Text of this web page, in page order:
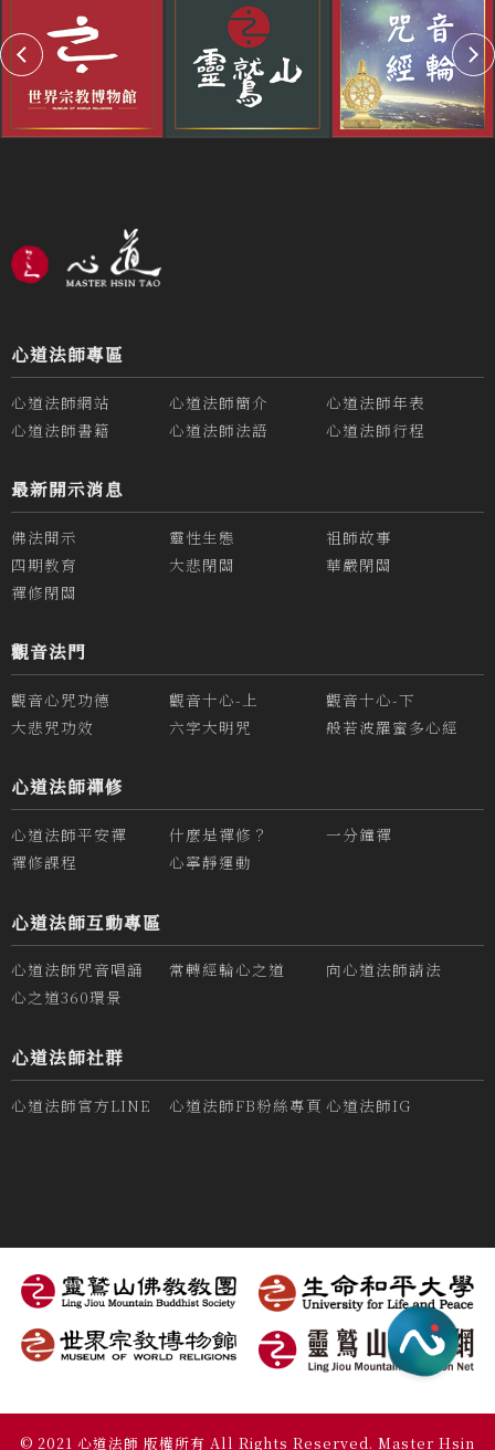
心道法師專區
心道法師網站 心道法師簡介
心道法師年表
心道法師書籍
心道法師法語 心道法師行程
最新開示消息
佛法開示 靈性生態
祖師故事
四期教育
大悲閉關
華嚴閉關
禪修閉關
觀音法門
觀音心咒功德 觀音十心-上
觀音十心-下
大悲咒功效
六字大明咒 般若波羅蜜多心經
心道法師禪修
心道法師平安禪 什麼是禪修？
一分鐘禪
禪修課程
心寧靜運動
心道法師互動專區
心道法師咒音唱誦 常轉經輪心之道
向心道法師請法
心之道360環景
心道法師社群
心道法師官方LINE 心道法師FB粉絲專頁 心道法師IG
© 2021 心道法師 版權所有 All Rights Reserved. Master Hsin